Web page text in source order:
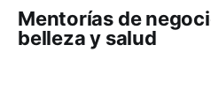
Mentorías de
belleza y salud